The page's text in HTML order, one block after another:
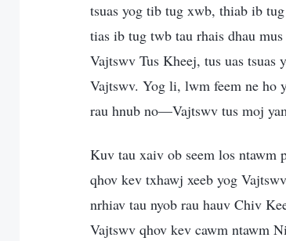
tsuas yog tib tug xwb, thiab ib
tias ib tug twb tau rhais dhau
Vajtswv Tus Kheej, tus uas
Vajtswv. Yog li, lwm feem ne ho
rau hnub no—Vajtswv tus moj
Kuv tau xaiv ob seem los ntawm
qhov kev txhawj xeeb yog
nrhiav tau nyob rau hauv Chiv
Vajtswv qhov kev cawm ntawm